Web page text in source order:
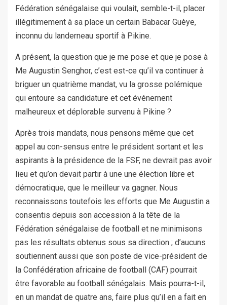
Fédération sénégalaise qui voulait, semble-t-il, placer
illégitimement à sa place un certain Babacar Guèye,
inconnu du landerneau sportif à Pikine.
A présent, la question que je me pose et que je pose à
Me Augustin Senghor, c’est est-ce qu’il va continuer à
briguer un quatrième mandat, vu la grosse polémique
qui entoure sa candidature et cet événement
malheureux et déplorable survenu à Pikine ?
Après trois mandats, nous pensons même que cet
appel au con-sensus entre le président sortant et les
aspirants à la présidence de la FSF, ne devrait pas avoir
lieu et qu’on devait partir à une une élection libre et
démocratique, que le meilleur va gagner. Nous
reconnaissons toutefois les efforts que Me Augustin a
consentis depuis son accession à la tête de la
Fédération sénégalaise de football et ne minimisons
pas les résultats obtenus sous sa direction ; d’aucuns
soutiennent aussi que son poste de vice-président de
la Confédération africaine de football (CAF) pourrait
être favorable au football sénégalais. Mais pourra-t-il,
en un mandat de quatre ans, faire plus qu’il en a fait en